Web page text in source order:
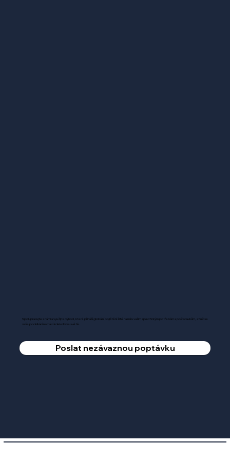
Spolupracujte s námi a využijte výhod, které přináší globální pojištění šité na míru vašim specifickým potřebám a požadavkům, ať už se
vaše podnikání nachází kdekoliv ve světě.
Poslat nezávaznou poptávku